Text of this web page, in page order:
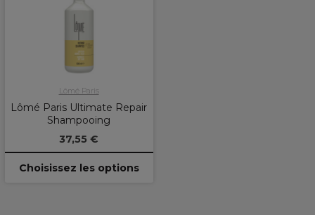
Lômé Paris
Lômé Paris Ultimate Repair
Shampooing
37,55 €
Choisissez les options